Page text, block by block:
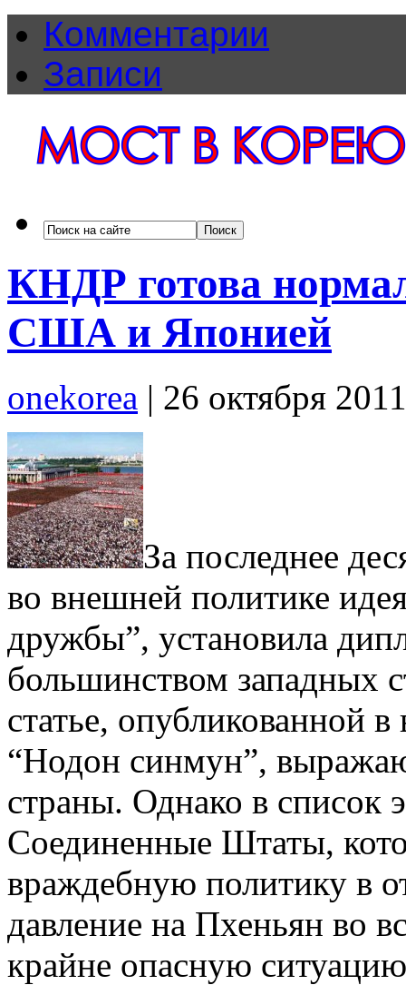
Комментарии
Записи
КНДР готова
США и Японией
onekorea | 26 октября
За последнее
во внешней политике
дружбы”, установила
большинством западных
статье, опубликованной
“Нодон синмун”,
страны. Однако в список
Соединенные Штаты,
враждебную политику в
давление на Пхеньян во
крайне опасную